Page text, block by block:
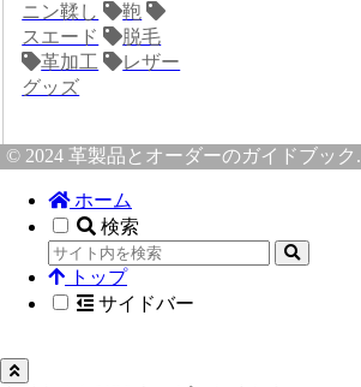
ニン鞣し
鞄
スエード
脱毛
革加工
レザー
グッズ
© 2024 革製品とオーダーのガイドブック.
ホーム
検索
トップ
サイドバー